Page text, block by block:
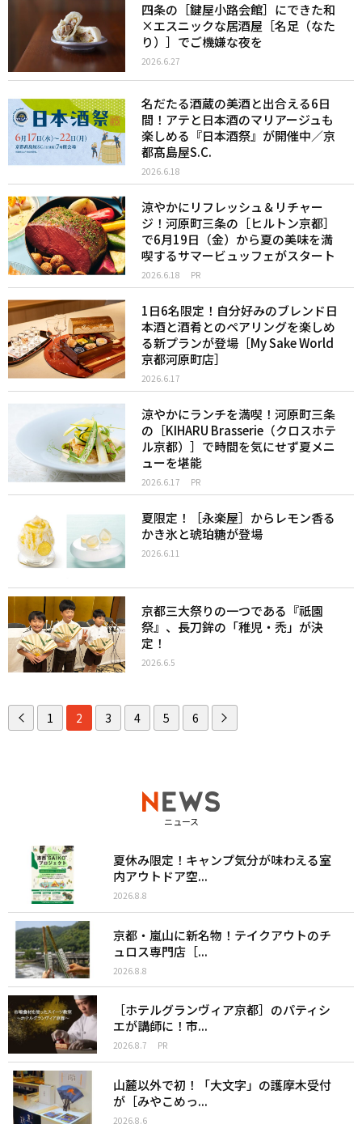
四条の［鍵屋小路会館］にできた和
×エスニックな居酒屋［名足（なた
り）］でご機嫌な夜を
2026.6.27
名だたる酒蔵の美酒と出合える6日
間！アテと日本酒のマリアージュも
楽しめる『日本酒祭』が開催中／京
都髙島屋S.C.
2026.6.18
涼やかにリフレッシュ＆リチャー
ジ！河原町三条の［ヒルトン京都］
で6月19日（金）から夏の美味を満
喫するサマービュッフェがスタート
2026.6.18 PR
1日6名限定！自分好みのブレンド日
本酒と酒肴とのペアリングを楽しめ
る新プランが登場［My Sake World
京都河原町店］
2026.6.17
涼やかにランチを満喫！河原町三条
の［KIHARU Brasserie（クロスホテ
ル京都）］で時間を気にせず夏メニ
ューを堪能
2026.6.17 PR
夏限定！［永楽屋］からレモン香る
かき氷と琥珀糖が登場
2026.6.11
京都三大祭りの一つである『祇園
祭』、長刀鉾の「稚児・禿」が決
定！
2026.6.5
1 2 3 4 5 6
ニュース
夏休み限定！キャンプ気分が味わえる室
内アウトドア空...
2026.8.8
京都・嵐山に新名物！テイクアウトのチ
ュロス専門店［...
2026.8.8
［ホテルグランヴィア京都］のパティシ
エが講師に！市...
2026.8.7 PR
山麓以外で初！「大文字」の護摩木受付
が［みやこめっ...
2026.8.6